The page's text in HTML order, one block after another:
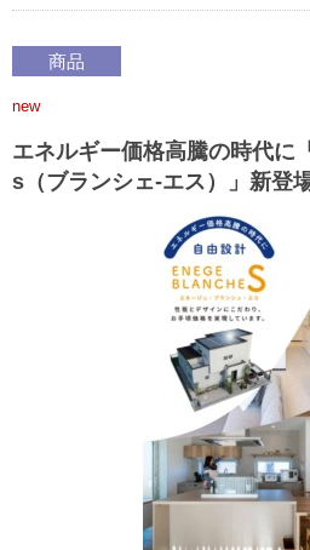
商品
new
エネルギー価格高騰の時代に
s（ブランシェ-エス）」新登